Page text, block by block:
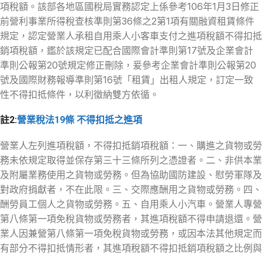
項稅額。該部各地區國稅局實務認定上係參考106年1月3日修正
前營利事業所得稅查核準則第36條之2第1項有關融資租賃條件
規定，認定營業人承租自用乘人小客車支付之進項稅額不得扣抵
銷項稅額，鑑於該規定已配合國際會計準則第17號及企業會計
準則公報第20號規定修正刪除，爰參考企業會計準則公報第20
號及國際財務報導準則第16號「租賃」出租人規定，訂定一致
性不得扣抵條件，以利徵納雙方依循。
註2:營業稅法19條 不得扣抵之進項
營業人左列進項稅額，不得扣抵銷項稅額：一、購進之貨物或勞
務未依規定取得並保存第三十三條所列之憑證者。二、非供本業
及附屬業務使用之貨物或勞務。但為協助國防建設、慰勞軍隊及
對政府捐獻者，不在此限。三、交際應酬用之貨物或勞務。四、
酬勞員工個人之貨物或勞務。五、自用乘人小汽車。營業人專營
第八條第一項免稅貨物或勞務者，其進項稅額不得申請退還。營
業人因兼營第八條第一項免稅貨物或勞務，或因本法其他規定而
有部分不得扣抵情形者，其進項稅額不得扣抵銷項稅額之比例與